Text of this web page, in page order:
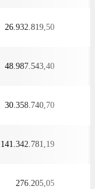
26.932.819,50
48.987.543,40
30.358.740,70
141.342.781,19
276.205,05